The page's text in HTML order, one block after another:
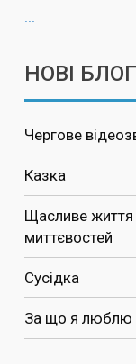
...
НОВІ
Чергове
Казка
Щасливе життя
миттєвостей
Сусідка
За що я люблю